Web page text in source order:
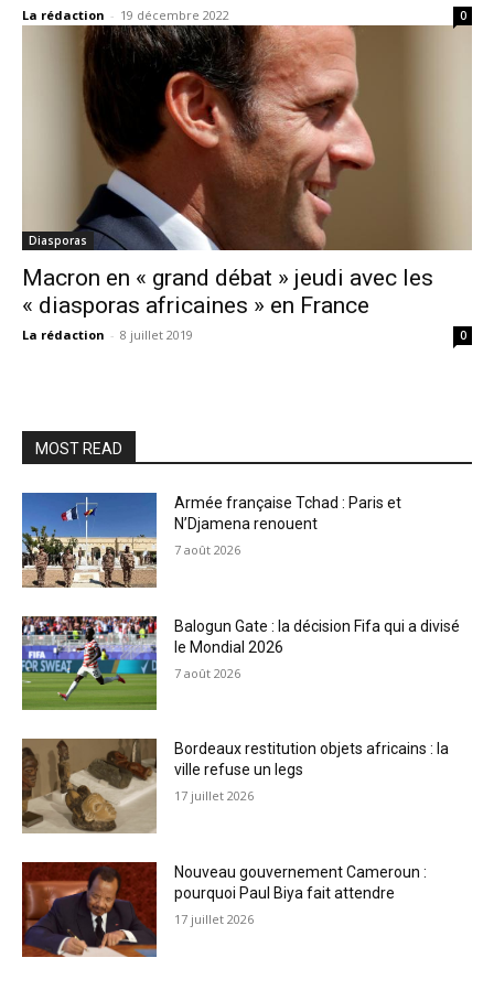
La rédaction - 19 décembre 2022 0
Diasporas
Macron en « grand débat » jeudi avec les
« diasporas africaines » en France
La rédaction - 8 juillet 2019 0
MOST READ
Armée française Tchad : Paris et
N’Djamena renouent
7 août 2026
Balogun Gate : la décision Fifa qui a divisé
le Mondial 2026
7 août 2026
Bordeaux restitution objets africains : la
ville refuse un legs
17 juillet 2026
Nouveau gouvernement Cameroun :
pourquoi Paul Biya fait attendre
17 juillet 2026